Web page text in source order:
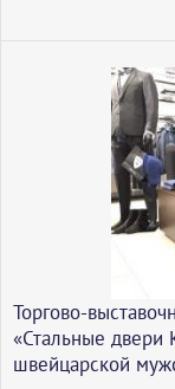
Торгово-
«Стальные двери
швейцарской